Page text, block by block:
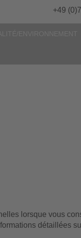
+49
lorsque vous
détaillées